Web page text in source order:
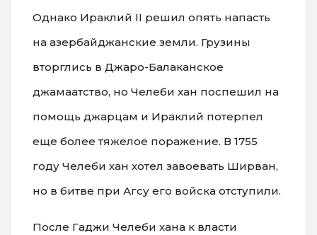
Однако Ираклий II решил опять напасть
на азербайджанские земли. Грузины
вторглись в Джаро-Балаканское
джамаатство, но Челеби хан поспешил на
помощь джарцам и Ираклий потерпел
еще более тяжелое поражение. В 1755
году Челеби хан хотел завоевать Ширван,
но в битве при Агсу его войска отступили.
После Гаджи Челеби хана к власти